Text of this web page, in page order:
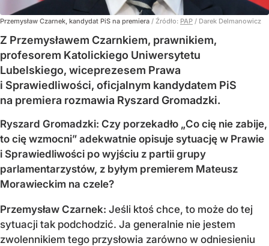
Przemysław Czarnek, kandydat PiS na premiera / Źródło: PAP / Darek Delmanowicz
Z Przemysławem Czarnkiem, prawnikiem,
profesorem Katolickiego Uniwersytetu
Lubelskiego, wiceprezesem Prawa
i Sprawiedliwości, oficjalnym kandydatem PiS
na premiera rozmawia Ryszard Gromadzki.
Ryszard Gromadzki: Czy porzekadło „Co cię nie zabije,
to cię wzmocni” adekwatnie opisuje sytuację w Prawie
i Sprawiedliwości po wyjściu z partii grupy
parlamentarzystów, z byłym premierem Mateusz
Morawieckim na czele?
Przemysław Czarnek: Jeśli ktoś chce, to może do tej
sytuacji tak podchodzić. Ja generalnie nie jestem
zwolennikiem tego przysłowia zarówno w odniesieniu